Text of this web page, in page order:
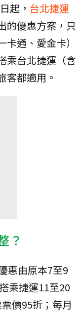
起， 台北捷運
的優惠方案，只
通、愛金卡）
乘台北捷運（含
客都適用。
？
惠由原本7至9
乘捷運11至20
價95折；每月